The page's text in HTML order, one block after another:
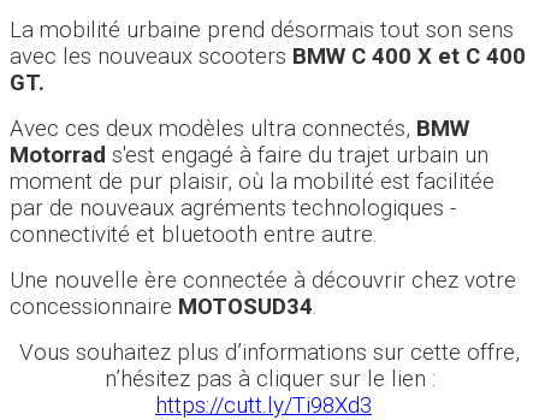
La mobilité urbaine prend désormais tout son sens
avec les nouveaux scooters BMW C 400 X et C 400
GT.
Avec ces deux modèles ultra connectés, BMW
Motorrad s'est engagé à faire du trajet urbain un
moment de pur plaisir, où la mobilité est facilitée
par de nouveaux agréments technologiques -
connectivité et bluetooth entre autre.
Une nouvelle ère connectée à découvrir chez votre
concessionnaire MOTOSUD34.
Vous souhaitez plus d’informations sur cette offre,
n’hésitez pas à cliquer sur le lien :
https://cutt.ly/Ti98Xd3